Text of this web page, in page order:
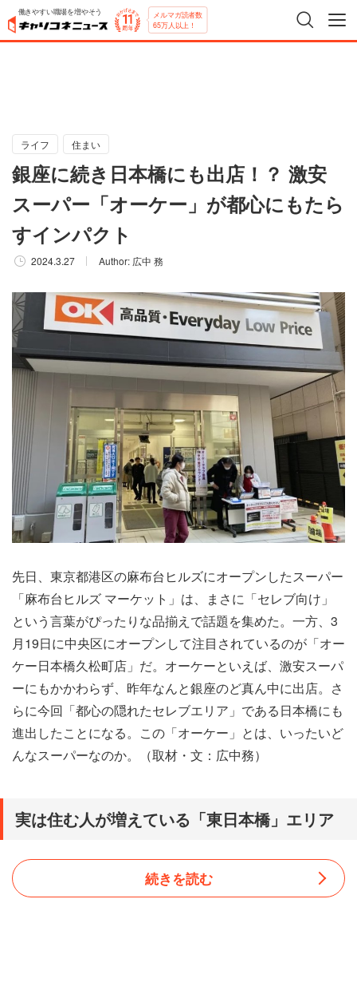
働きやすい職場を増やそう メルマガ読者数
65万人以上！
ライフ 住まい
銀座に続き日本橋にも出店！？ 激安
スーパー「オーケー」が都心にもたら
すインパクト
2024.3.27 Author: 広中 務
先日、東京都港区の麻布台ヒルズにオープンしたスーパー
「麻布台ヒルズ マーケット」は、まさに「セレブ向け」
という言葉がぴったりな品揃えで話題を集めた。一方、3
月19日に中央区にオープンして注目されているのが「オー
ケー日本橋久松町店」だ。オーケーといえば、激安スーパ
ーにもかかわらず、昨年なんと銀座のど真ん中に出店。さ
らに今回「都心の隠れたセレブエリア」である日本橋にも
進出したことになる。この「オーケー」とは、いったいど
んなスーパーなのか。（取材・文：広中務）
実は住む人が増えている「東日本橋」エリア
続きを読む